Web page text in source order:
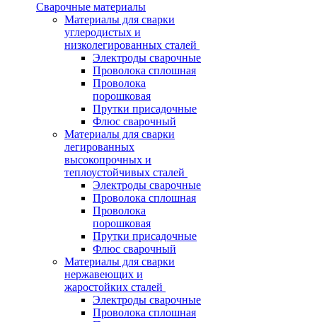
Сварочные материалы
Материалы для сварки
углеродистых и
низколегированных сталей
Электроды сварочные
Проволока сплошная
Проволока
порошковая
Прутки присадочные
Флюс сварочный
Материалы для сварки
легированных
высокопрочных и
теплоустойчивых сталей
Электроды сварочные
Проволока сплошная
Проволока
порошковая
Прутки присадочные
Флюс сварочный
Материалы для сварки
нержавеющих и
жаростойких сталей
Электроды сварочные
Проволока сплошная